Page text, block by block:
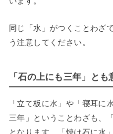
同じ「水」がつくことわざ
う注意してください。
「石の上にも三年」とも
「立て板に水」や「寝耳に
三年」ということわざも、
となります。「焼け石に水